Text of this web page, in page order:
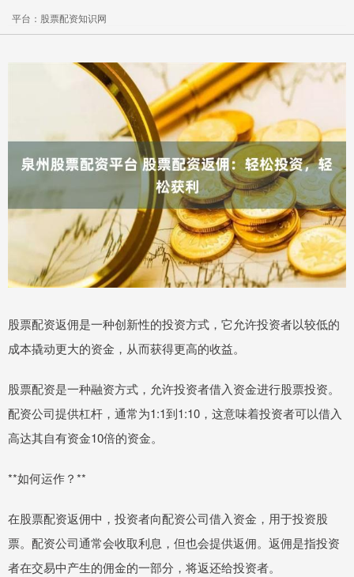
平台：股票配资知识网
股票配资返佣是一种创新性的投资方式，它允许投资者以较低的
成本撬动更大的资金，从而获得更高的收益。
股票配资是一种融资方式，允许投资者借入资金进行股票投资。
配资公司提供杠杆，通常为1:1到1:10，这意味着投资者可以借入
高达其自有资金10倍的资金。
**如何运作？**
在股票配资返佣中，投资者向配资公司借入资金，用于投资股
票。配资公司通常会收取利息，但也会提供返佣。返佣是指投资
者在交易中产生的佣金的一部分，将返还给投资者。